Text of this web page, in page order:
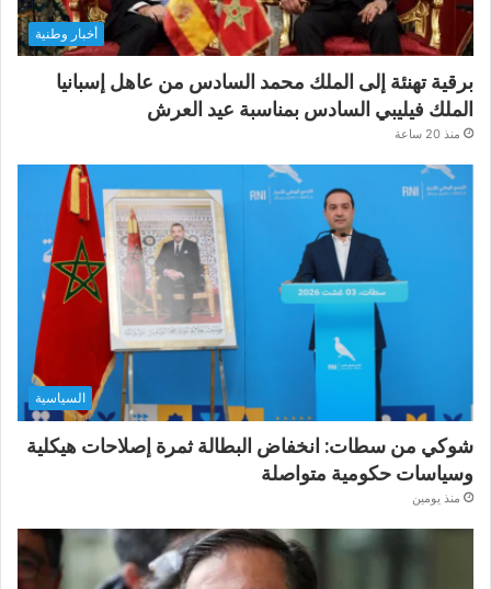
أخبار وطنية
برقية تهنئة إلى الملك محمد السادس من عاهل إسبانيا
الملك فيليبي السادس بمناسبة عيد العرش
منذ 20 ساعة
السياسية
شوكي من سطات: انخفاض البطالة ثمرة إصلاحات هيكلية
وسياسات حكومية متواصلة
منذ يومين